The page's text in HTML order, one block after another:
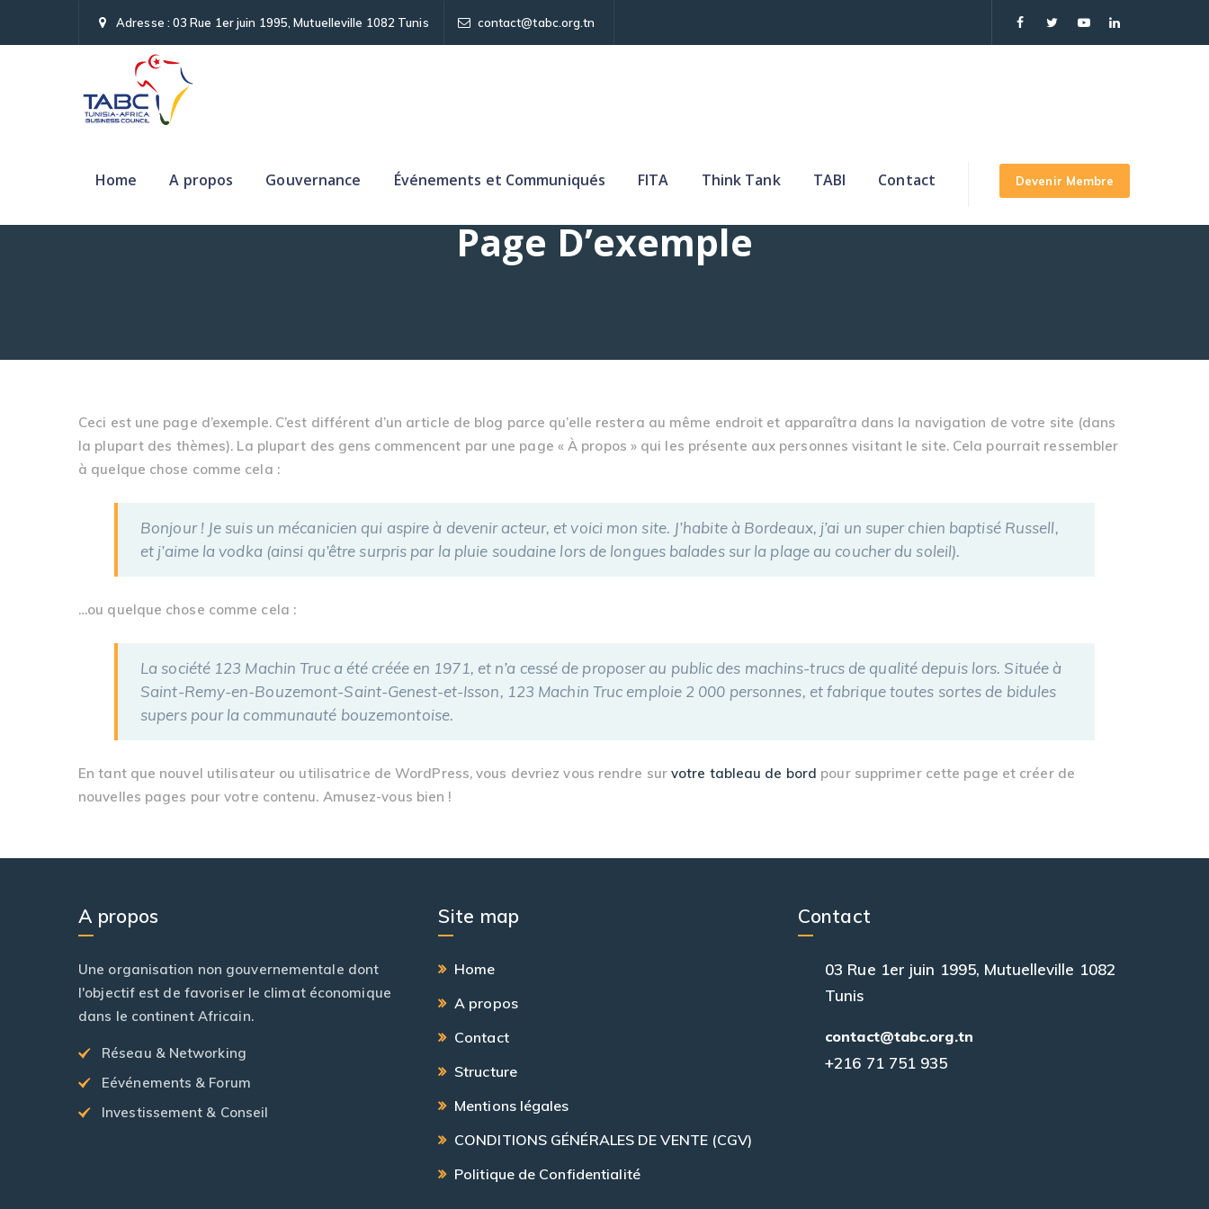
Adresse : 03 Rue 1er juin 1995, Mutuelleville 1082 Tunis contact@tabc.org.tn
Devenir Membre
Home A propos Gouvernance Événements et Communiqués FITA Think Tank TABI Contact
Page D’exemple
Ceci est une page d’exemple. C’est différent d’un article de blog parce qu’elle restera au même endroit et apparaîtra dans la navigation de votre site (dans
la plupart des thèmes). La plupart des gens commencent par une page « À propos » qui les présente aux personnes visitant le site. Cela pourrait ressembler
à quelque chose comme cela :
Bonjour ! Je suis un mécanicien qui aspire à devenir acteur, et voici mon site. J’habite à Bordeaux, j’ai un super chien baptisé Russell,
et j’aime la vodka (ainsi qu’être surpris par la pluie soudaine lors de longues balades sur la plage au coucher du soleil).
…ou quelque chose comme cela :
La société 123 Machin Truc a été créée en 1971, et n’a cessé de proposer au public des machins-trucs de qualité depuis lors. Située à
Saint-Remy-en-Bouzemont-Saint-Genest-et-Isson, 123 Machin Truc emploie 2 000 personnes, et fabrique toutes sortes de bidules
supers pour la communauté bouzemontoise.
En tant que nouvel utilisateur ou utilisatrice de WordPress, vous devriez vous rendre sur votre tableau de bord pour supprimer cette page et créer de
nouvelles pages pour votre contenu. Amusez-vous bien !
A propos
Une organisation non gouvernementale dont
l'objectif est de favoriser le climat économique
dans le continent Africain.
Réseau & Networking
Eévénements & Forum
Investissement & Conseil
Site map
Home
A propos
Contact
Structure
Mentions légales
CONDITIONS GÉNÉRALES DE VENTE (CGV)
Politique de Confidentialité
Contact
03 Rue 1er juin 1995, Mutuelleville 1082
Tunis
contact@tabc.org.tn
+216 71 751 935